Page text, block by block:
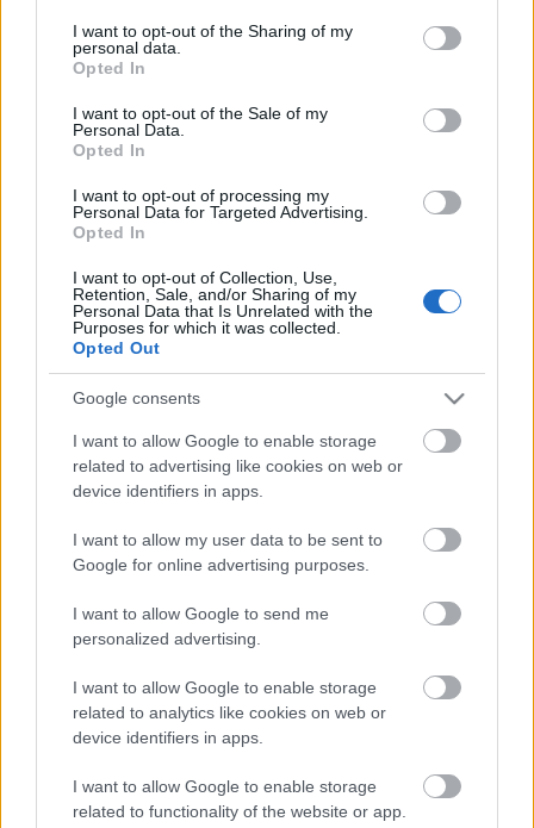
not limited to your visit or usage behaviour. You may click to
grant or deny consent to Google and its third-party tags to
use your data for below specified purposes in below Google
consent section.
I want to opt-out of the Sharing of my
personal data.
Opted In
I want to opt-out of the Sale of my
Personal Data.
Opted In
I want to opt-out of processing my
Personal Data for Targeted Advertising.
Opted In
I want to opt-out of Collection, Use,
Retention, Sale, and/or Sharing of my
Personal Data that Is Unrelated with the
Purposes for which it was collected.
Opted Out
Google consents
I want to allow Google to enable storage
related to advertising like cookies on web or
device identifiers in apps.
I want to allow my user data to be sent to
Google for online advertising purposes.
I want to allow Google to send me
personalized advertising.
I want to allow Google to enable storage
related to analytics like cookies on web or
device identifiers in apps.
I want to allow Google to enable storage
related to functionality of the website or app.
ARCHAIC - NEEDLESS - RIVERS ABLAZE - BORNHOLM
DARK TRANQUILLITY - ENSIFERUM York napsütése
rosszkedvünk telét tündöklő nyárrá változtatta át,
így végre valahára beindultak a koncertek, a
zenészek visszatérhettek a színpadokra, a
teljesen állt…
100 000 jóság (9. Tattoo The Sun! Fest
HORNER•2019. augusztus 31.
Hogy egy tetoválóversenyen ne lehessen tetoválni? –
nálunk ez is simán a pakliban van, így aztán a zenei
fesztivál melletti program egy része ment a levesbe a